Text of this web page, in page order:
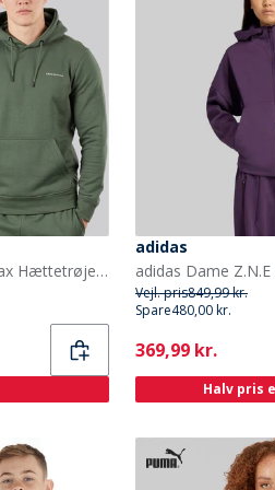
Crosshatch Herre Traymax Hættetrøje Kakigrøn
adidas
Vejl. pris849,99 kr.
Spare480,00 kr.
Current
369,99 kr.
Halv pris